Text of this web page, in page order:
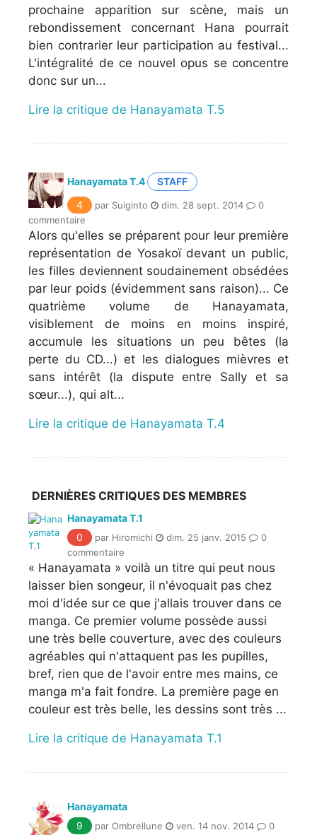
prochaine apparition sur scène, mais un
rebondissement concernant Hana pourrait
bien contrarier leur participation au festival...
L'intégralité de ce nouvel opus se concentre
donc sur un...
Lire la critique de Hanayamata T.5
Hanayamata T.4
STAFF
4
par Suiginto dim. 28 sept. 2014
0
commentaire
Alors qu'elles se préparent pour leur première
représentation de Yosakoï devant un public,
les filles deviennent soudainement obsédées
par leur poids (évidemment sans raison)... Ce
quatrième volume de Hanayamata,
visiblement de moins en moins inspiré,
accumule les situations un peu bêtes (la
perte du CD...) et les dialogues mièvres et
sans intérêt (la dispute entre Sally et sa
sœur...), qui alt...
Lire la critique de Hanayamata T.4
DERNIÈRES CRITIQUES DES MEMBRES
Hanayamata T.1
0
par Hiromichi dim. 25 janv. 2015
0
commentaire
« Hanayamata » voilà un titre qui peut nous
laisser bien songeur, il n'évoquait pas chez
moi d'idée sur ce que j'allais trouver dans ce
manga. Ce premier volume possède aussi
une très belle couverture, avec des couleurs
agréables qui n'attaquent pas les pupilles,
bref, rien que de l'avoir entre mes mains, ce
manga m'a fait fondre. La première page en
couleur est très belle, les dessins sont très ...
Lire la critique de Hanayamata T.1
Hanayamata
9
par Ombrellune ven. 14 nov. 2014
0